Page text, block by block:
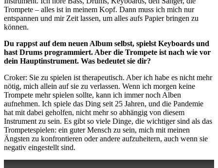
Trompete – alles ist in meinem Kopf. Dann muss ich mich nur
entspannen und mir Zeit lassen, um alles aufs Papier bringen zu
können.
Du rappst auf dem neuen Album selbst, spielst Keyboards und
hast Drums programmiert. Aber die Trompete ist nach wie vor
dein Hauptinstrument. Was bedeutet sie dir?
Croker: Sie zu spielen ist therapeutisch. Aber ich habe es nicht mehr
nötig, mich allein auf sie zu verlassen. Wenn ich morgen keine
Trompete mehr spielen sollte, kann ich immer noch Alben
aufnehmen. Ich spiele das Ding seit 25 Jahren, und die Pandemie
hat mit dabei geholfen, nicht mehr so abhängig von diesem
Instrument zu sein. Es gibt so viele Dinge, die wichtiger sind als das
Trompetespielen: ein guter Mensch zu sein, mich mit meinen
Ängsten zu konfrontieren oder andere aufzuheitern, auch wenn sie
negativ eingestellt sind.